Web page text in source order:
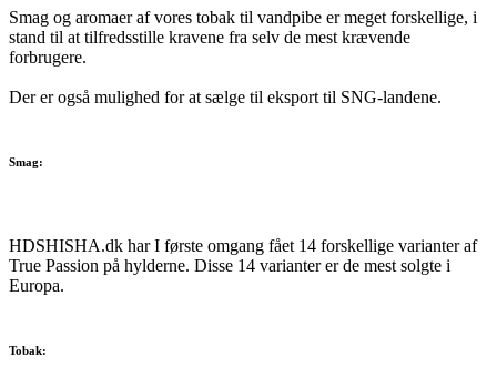
Smag og aromaer af vores tobak til vandpibe er meget forskellige, i
stand til at tilfredsstille kravene fra selv de mest krævende
forbrugere.
Der er også mulighed for at sælge til eksport til SNG-landene.
Smag:
HDSHISHA.dk har I første omgang fået 14 forskellige varianter af
True Passion på hylderne. Disse 14 varianter er de mest solgte i
Europa.
Tobak: